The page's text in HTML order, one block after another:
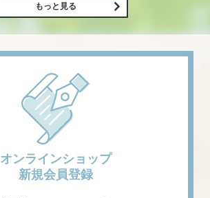
もっと見る
オンラインショップ
新規会員登録